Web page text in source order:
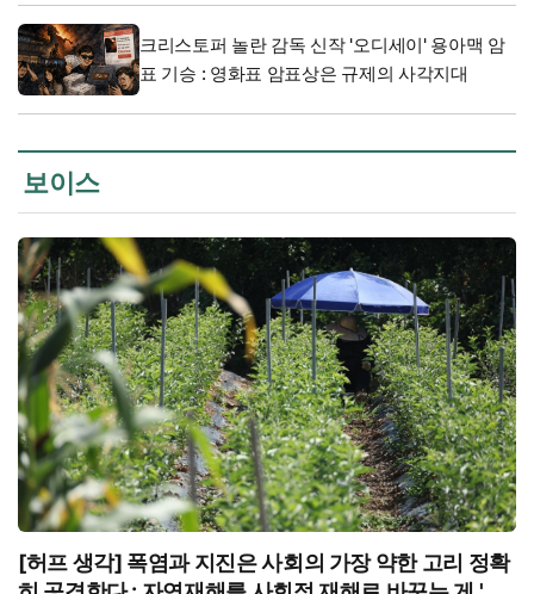
크리스토퍼 놀란 감독 신작 '오디세이' 용아맥 암
표 기승 : 영화표 암표상은 규제의 사각지대
보이스
[허프 생각] 폭염과 지진은 사회의 가장 약한 고리 정확